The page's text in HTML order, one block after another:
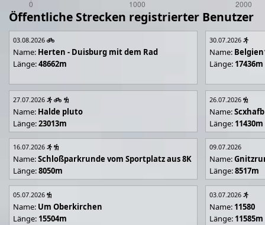
Öffentliche Strecken registrierter Benutzer
03.08.2026
Name: Herten - Duisburg mit dem Rad
Länge:48662m
30.07.2026
Name:
Länge: 17436m
27.07.2026
Name: Halde pluto
Länge:23013m
26.07.2026
Name:
Länge: 11430m
16.07.2026
Name:Schloßparkrunde vom Sportplatz aus 8K
Länge:8050m
09.07.2026
Name:
Länge:8517m
05.07.2026
Name: Um Oberkirchen
Länge: 15504m
03.07.2026
Name: 11580
Länge: 11585m